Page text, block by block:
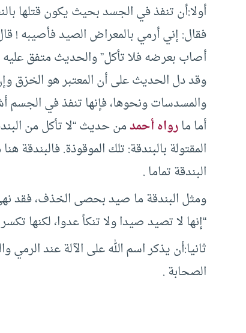
أولا:أن تنفذ في الجسد بحيث يكون قتلها
فقال: إني أرمي بالمعراض الصيد فأصيبه !
أصاب بعرضه فلا تأكل” والحديث متفق عليه
وقد دل الحديث على أن المعتبر هو الخزق
والمسدسات ونحوها، فإنها تنفذ في الجسم
أما مارواه أحمدمن حديث “لا تأكل من
المقتولة بالبندقة: تلك الموقوذة.
البندقة تماما .
ومثل البندقة ما صيد بحصى الخذف، فقد
“إنها لا تصيد صيدا ولا تنكأ عدوا، لكنها
ثانيا:أن يذكر اسم الله على الآلة عند الرمي
الصحابة .